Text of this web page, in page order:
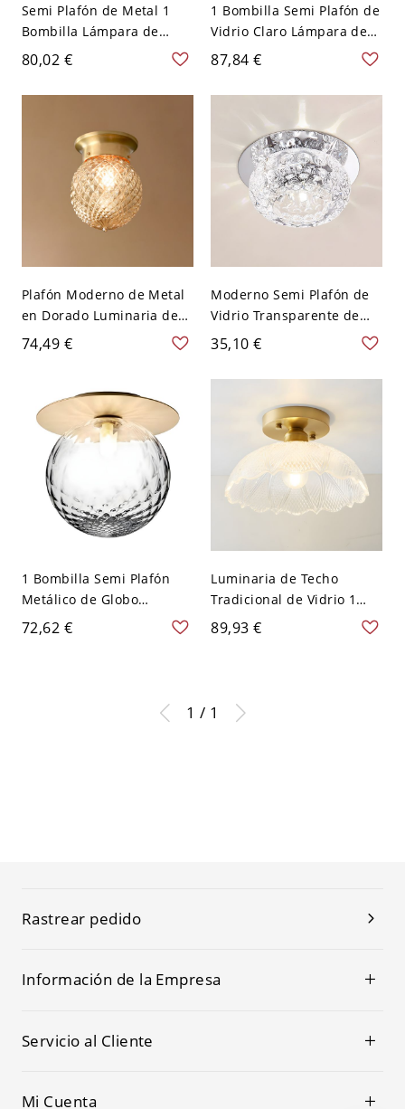
Semi Plafón de Metal 1
Bombilla Lámpara de
Techo Colonial con
Pantalla de Vidrio de Flor
- Transparente 110 A 120
80,02 €
1 Bombilla Semi Plafón de
Vidrio Claro Lámpara de
Techo Colonial para
Corredor - Transparente
110 A 120 V Flor
87,84 €
Plafón Moderno de Metal
en Dorado Luminaria de
Techo 1 Cabeza con
Pantalla de Vidrio para
120 V 13,97 cm
74,49 €
Moderno Semi Plafón de
Vidrio Transparente de
Globo Lámpara de Techo
LED para Salón -
Transparente 110 A 120 V
35,10 €
1 Bombilla Semi Plafón
Metálico de Globo
Luminaria de Techo
Moderna de Metal para
72,62 €
Luminaria de Techo
Tradicional de Vidrio 1
Bombilla Luz de Techo
Semi Rasante en Latón
89,93 €
1 / 1
Rastrear pedido
Información de la Empresa
Servicio al Cliente
Mi Cuenta